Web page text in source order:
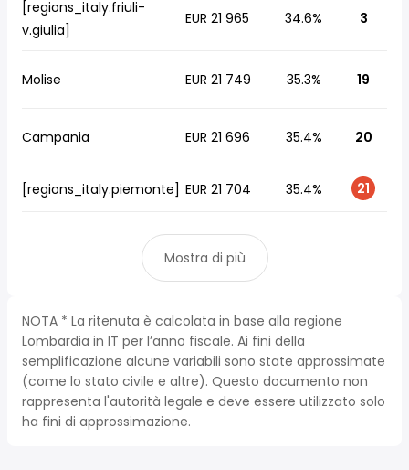
[regions_italy.friuli-
v.giulia]
EUR 21 965 34.6% 3
Molise EUR 21 749 35.3% 19
Campania EUR 21 696 35.4% 20
[regions_italy.piemonte] EUR 21 704 35.4% 21
Mostra di più
NOTA * La ritenuta è calcolata in base alla regione
Lombardia in IT per l’anno fiscale. Ai fini della
semplificazione alcune variabili sono state approssimate
(come lo stato civile e altre). Questo documento non
rappresenta l'autorità legale e deve essere utilizzato solo
ha fini di approssimazione.